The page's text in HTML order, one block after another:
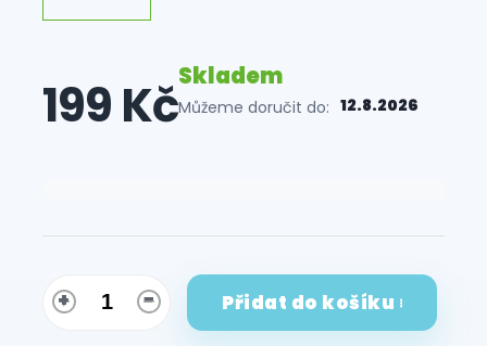
199 KčSkladem
Můžeme doručit do: 12.8.2026
Přidat do košíku